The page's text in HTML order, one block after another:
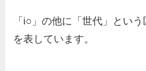
「i○」の他に「世代」とい
を表しています。